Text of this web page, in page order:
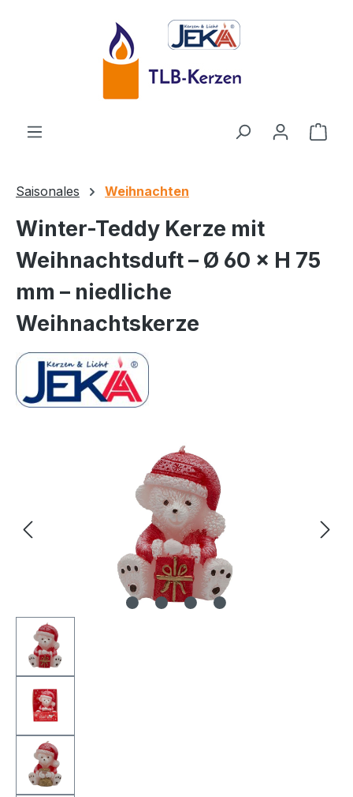
Zum Hauptinhalt springen
Saisonales Weihnachten
Winter-Teddy Kerze mit
Weihnachtsduft – Ø 60 × H 75
mm – niedliche
Weihnachtskerze